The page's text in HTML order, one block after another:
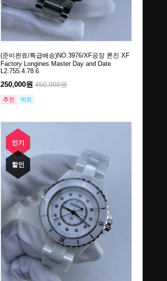
(준비완료/특급배송)NO.3976/XF공장 론진 XF
Factory Longines Master Day and Date
L2.755.4.78.6
250,000원 450,000원
추천 히트
인기
할인